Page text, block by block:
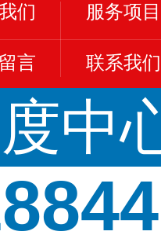
们 服务项目
言 联系我们
中